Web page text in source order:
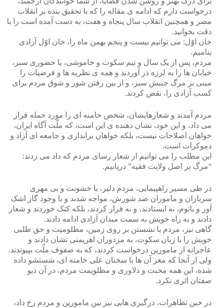
درخواست دارم که ادامه ی مقاله را که با تحقیق بنده بر انقلاب
مصر و همچنین انقلاب سال پنجاه و هفت، به دست آمده است را با
دقت بخوانید.
خان اوّل: می توانیم بیست و پنجم بهمن ماه را، خان اوّل آزادی
بنامیم.
مردم، پس از یک سال و نیم سکوت و خاموشی، یا حضوری سبز،
خیابان ها را به لرزه در آوردند و همه ی نظریه ها و فرضیات را
مبنی بر مرگ جنبش سبز، و از بین رفتن شور و شوق مردم برای
کسب آزادی را، نقض کردند.
مردم آمدند و شعارهایشان، شخص خامنه ای را مورد حمله قرار
می داد، و این خود، نشان دهنده ی این است، که ملّت آگاه ایران،
خواهان اصلاحات نیست، بلکه خواهان براندازی و جامعه ای آزاد و
دموکرات است.
این مطلب را می توانیم از شعار رسای مردم که داد می زدند:
“مرگ بر اصل ولایت فقیه” دریابیم.
در طی مسیر راهپیمایی، مردم دلیر، با خشونت و بی مهری
سربازان و ماموران ضد شورش، مواجه شدند و با وجود گاز اشک
آور و باتوم، نه ایستادند، و نه فرار کردند، بلکه کتک خوردند و شعار
دادند و به راه خویش به سمت میدان آزادی ادامه دادند.
گاهی نیز، مردم با نشستن بر روی زمین، مظلومیت و حق طلبی
خویش را با زبان سکوت، به مزدوران اهریمنی نشان دادند و
عاجزانه از مامورین درخواست کردند، که به صفوف ملّت بپیوندند.
ولی از آنجا که مغز آن ها با سخنان علی خامنه ای، شستشو داده
شده، این همه محبت و دلاوری و مظلویمت مردم، در آن دیو
صفتان اثری نکرد.
در حین تظاهرات، درگیری هایی نیز بین مامورین و مردم رخ داد،